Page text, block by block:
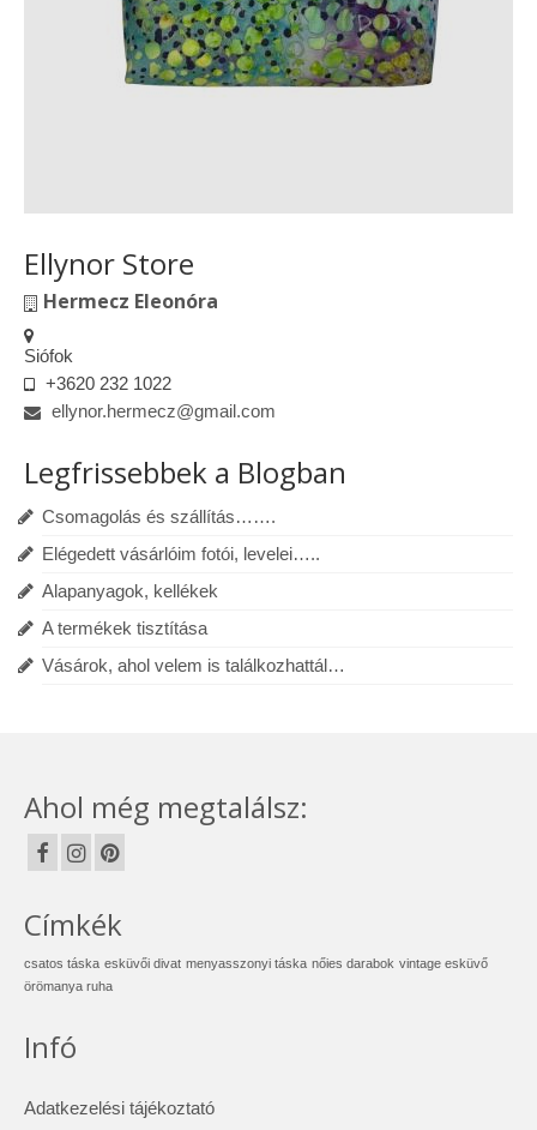
Ellynor Store
Hermecz Eleonóra
Siófok
+3620 232 1022
ellynor.hermecz@gmail.com
Legfrissebbek a Blogban
Csomagolás és szállítás…….
Elégedett vásárlóim fotói, levelei…..
Alapanyagok, kellékek
A termékek tisztítása
Vásárok, ahol velem is találkozhattál…
Ahol még megtalálsz:
Címkék
csatos táska esküvői divat menyasszonyi táska nőies darabok vintage esküvő
örömanya ruha
Infó
Adatkezelési tájékoztató